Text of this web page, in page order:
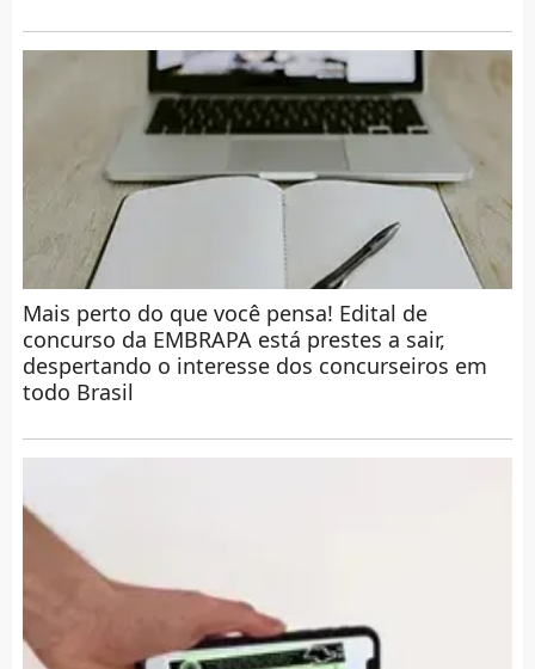
Mais perto do que você pensa! Edital de
concurso da EMBRAPA está prestes a sair,
despertando o interesse dos concurseiros em
todo Brasil